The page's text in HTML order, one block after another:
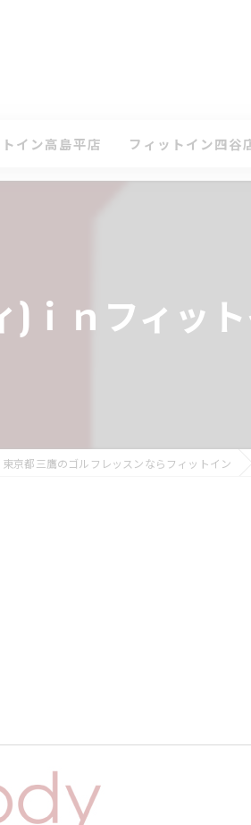
イン高島平店 フィットイン四谷
)ｉｎフィッ
東京都三鷹のゴルフレッスンならフィットイン